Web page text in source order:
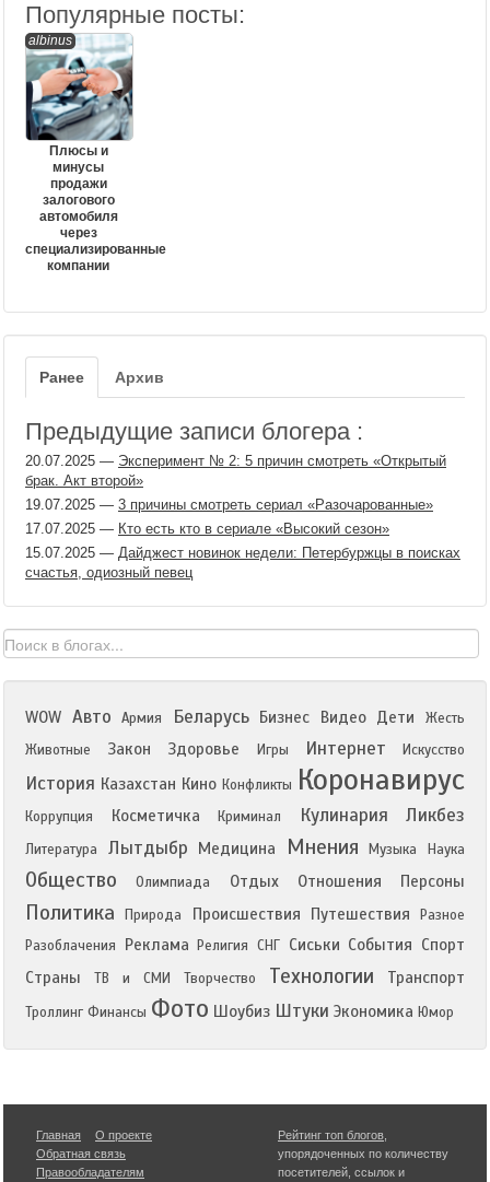
Популярные посты:
albinus
Плюсы и
минусы
продажи
залогового
автомобиля
через
специализированные
компании
Ранее Архив
Предыдущие записи блогера :
20.07.2025 — Эксперимент № 2: 5 причин смотреть «Открытый
брак. Акт второй»
19.07.2025 — 3 причины смотреть сериал «Разочарованные»
17.07.2025 — Кто есть кто в сериале «Высокий сезон»
15.07.2025 — Дайджест новинок недели: Петербуржцы в поисках
счастья, одиозный певец
WOW Авто Армия Беларусь Бизнес Видео Дети
Жесть
Животные
Закон Здоровье Игры Интернет Искусство
История Казахстан Кино Конфликты Коронавирус
Коррупция Косметичка Криминал Кулинария Ликбез
Литература Лытдыбр Медицина Мнения Музыка Наука
Общество Олимпиада Отдых Отношения Персоны
Политика Природа Происшествия Путешествия
Разное
Разоблачения
Реклама Религия СНГ Сиськи События Спорт
Страны
ТВ и СМИ Творчество Технологии Транспорт
Троллинг Финансы Фото Шоубиз Штуки Экономика Юмор
Главная
О проекте
Обратная связь
Правообладателям
Рейтинг топ блогов
упорядоченных по количеству
посетителей, ссылок и